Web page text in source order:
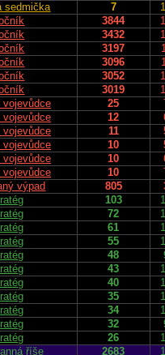
sedmička 7
3844
3432
3197
3096
3052
3019
vojevůdce 25
vojevůdce 12
vojevůdce 11
vojevůdce 10
vojevůdce 10
vojevůdce 10
výpad 805
103
72
61
55
48
43
40
35
34
32
26
říše 2683